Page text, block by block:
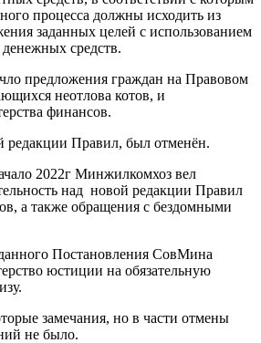
процесса должны исходить из
заданных целей с использованием
средств.
предложения граждан на Правовом
неотлова котов, и
финансов.
Правил, был отменён.
2022г Минжилкомхоз вел
над новой редакции Правил
а также обращения с бездомными
Постановления СовМина
юстиции на обязательную
замечания, но в части отмены
не было.